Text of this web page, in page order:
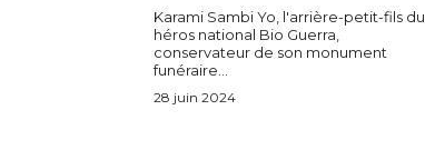
Karami Sambi Yo, l'arrière-petit-fils du
héros national Bio Guerra,
conservateur de son monument
funéraire...
28 juin 2024